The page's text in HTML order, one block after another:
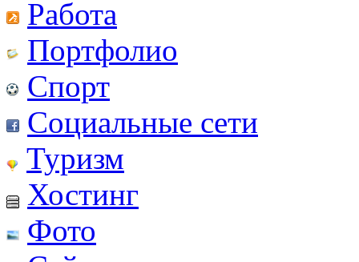
Работа
Портфолио
Спорт
Социальные сети
Туризм
Хостинг
Фото